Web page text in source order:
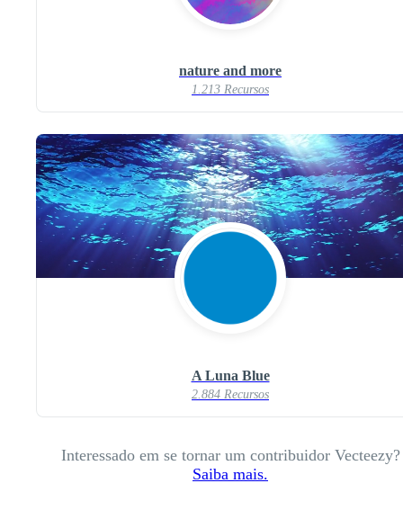
nature and more
1.213 Recursos
A Luna Blue
2.884 Recursos
Interessado em se tornar um contribuidor Vecteezy?
Saiba mais.